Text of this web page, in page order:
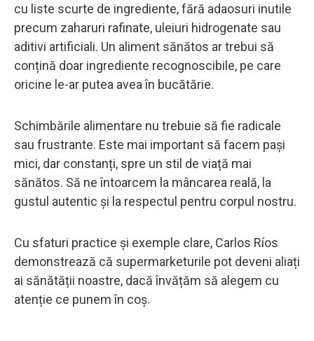
cu liste scurte de ingrediente, fără adaosuri inutile
precum zaharuri rafinate, uleiuri hidrogenate sau
aditivi artificiali. Un aliment sănătos ar trebui să
conțină doar ingrediente recognoscibile, pe care
oricine le-ar putea avea în bucătărie.
Schimbările alimentare nu trebuie să fie radicale
sau frustrante. Este mai important să facem pași
mici, dar constanți, spre un stil de viață mai
sănătos. Să ne întoarcem la mâncarea reală, la
gustul autentic și la respectul pentru corpul nostru.
Cu sfaturi practice și exemple clare, Carlos Ríos
demonstrează că supermarketurile pot deveni aliați
ai sănătății noastre, dacă învățăm să alegem cu
atenție ce punem în coș.